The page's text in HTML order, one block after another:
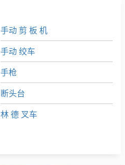
手动 剪 板 机
手动 绞车
手枪
断头台
林 德 叉车